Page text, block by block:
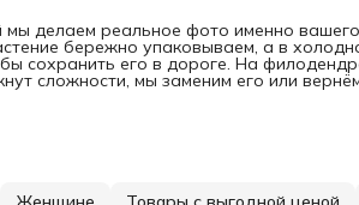
делаем реальное фото именно
бережно упаковываем, а в
сохранить его в дороге. На
сложности, мы заменим его или